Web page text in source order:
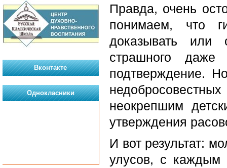
Правда, очень
понимаем, что
доказывать или
страшного
подтверждение.
неокрепшим
утверждения
И вот результат:
улусов, с каждым
Вконтакте
Однокласники